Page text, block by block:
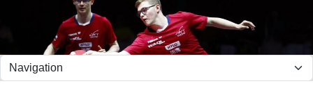
Panneau de gestion des cookies